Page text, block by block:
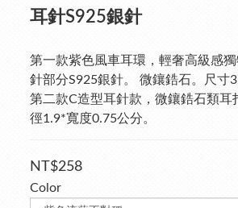
耳針S925銀針
第一款紫色風車耳環，輕奢高級感
針部分S925銀針。 微鑲鋯石。尺寸
第二款C造型耳針款，微鑲鋯石類耳
徑1.9*寬度0.75公分。
NT$258
Color